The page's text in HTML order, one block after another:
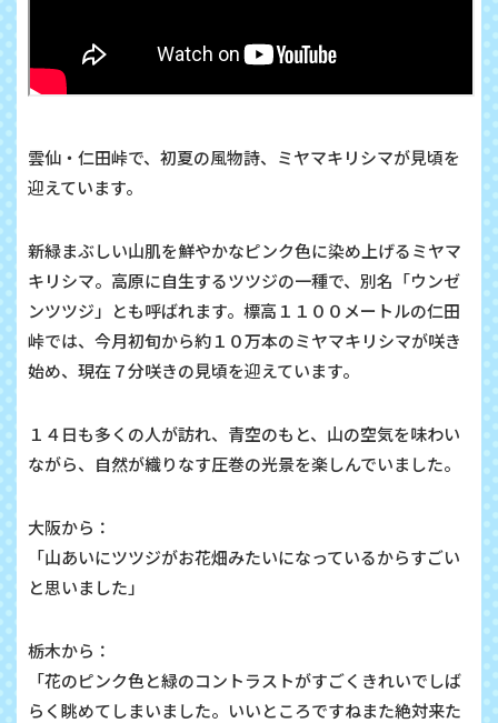
雲仙・仁田峠で、初夏の風物詩、ミヤマキリシマが見頃を
迎えています。
新緑まぶしい山肌を鮮やかなピンク色に染め上げるミヤマ
キリシマ。高原に自生するツツジの一種で、別名「ウンゼ
ンツツジ」とも呼ばれます。標高１１００メートルの仁田
峠では、今月初旬から約１０万本のミヤマキリシマが咲き
始め、現在７分咲きの見頃を迎えています。
１４日も多くの人が訪れ、青空のもと、山の空気を味わい
ながら、自然が織りなす圧巻の光景を楽しんでいました。
大阪から：
「山あいにツツジがお花畑みたいになっているからすごい
と思いました」
栃木から：
「花のピンク色と緑のコントラストがすごくきれいでしば
らく眺めてしまいました。いいところですねまた絶対来た